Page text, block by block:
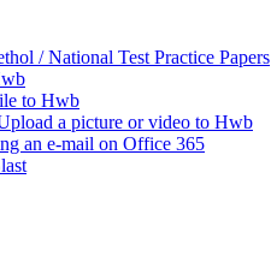
/ National Test Practice Papers
to Hwb
a picture or video to Hwb
an e-mail on Office 365